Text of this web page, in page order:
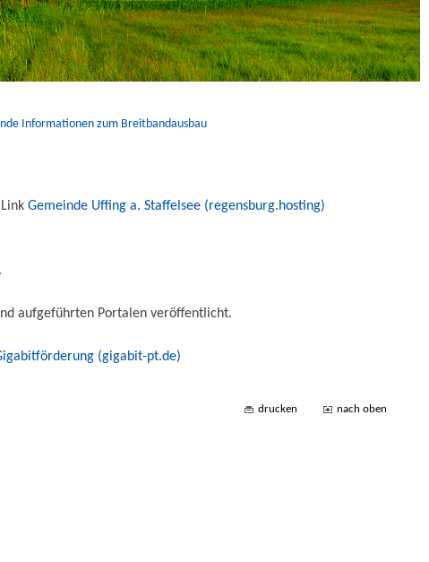
Informationen zum Breitbandausbau
Gemeinde Uffing a. Staffelsee (regensburg.hosting)
aufgeführten Portalen veröffentlicht.
(gigabit-pt.de)
drucken nach oben